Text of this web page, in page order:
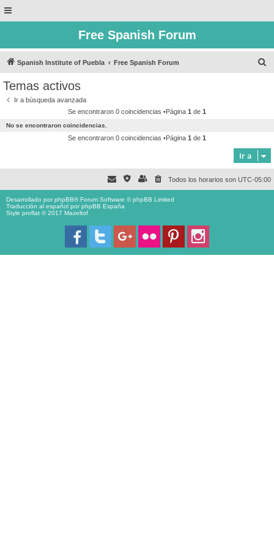
Free Spanish Forum
Spanish Institute of Puebla Free Spanish Forum
Temas activos
Ir a búsqueda avanzada
Se encontraron 0 coincidencias •Página 1 de 1
No se encontraron coincidencias.
Se encontraron 0 coincidencias •Página 1 de 1
Ir a
Todos los horarios son UTC-05:00
Desarrollado porphpBB® Forum Software © phpBB Limited
Traducción al español porphpBB España
Style proflat © 2017 Mazeltof